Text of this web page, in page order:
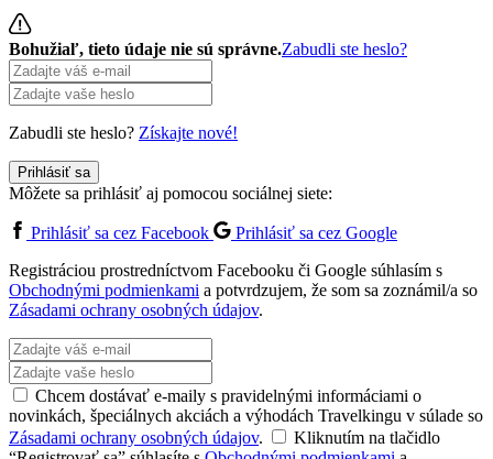
Bohužiaľ, tieto údaje nie sú správne.Zabudli ste heslo?
Zabudli ste heslo? Získajte nové!
Prihlásiť sa
Môžete sa prihlásiť aj pomocou sociálnej siete:
Prihlásiť sa cez Facebook
Prihlásiť sa cez Google
Registráciou prostredníctvom Facebooku či Google súhlasím s
Obchodnými podmienkami a potvrdzujem, že som sa zoznámil/a so
Zásadami ochrany osobných údajov.
Chcem dostávať e-maily s pravidelnými informáciami o
novinkách, špeciálnych akciách a výhodách Travelkingu v súlade so
Zásadami ochrany osobných údajov.
Kliknutím na tlačidlo